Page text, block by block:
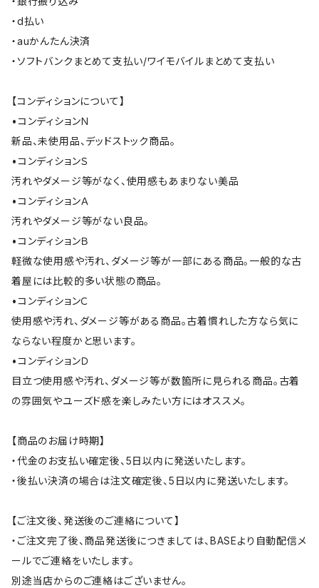
・d払い
・auかんたん決済
・ソフトバンクまとめて支払い/ワイモバイルまとめて支払い
【コンディションについて】
•コンディションＮ
新品、未使用品、デッドストック商品。
•コンディションＳ
汚れやダメージ等がなく、使用感もあまりない美品
•コンディションＡ
汚れやダメージ等がない良品。
•コンディションＢ
軽微な使用感や汚れ、ダメージ等が一部にある商品。一般的な古
着屋には比較的多い状態の商品。
•コンディションＣ
使用感や汚れ、ダメージ等がある商品。古着慣れした方なら気に
ならない程度かと思います。
•コンディションＤ
目立つ使用感や汚れ、ダメージ等が数箇所に見られる商品。古着
の雰囲気やユーズド感を楽しみたい方にはオススメ。
【商品のお届け時期】
・代金のお支払い確定後、5日以内に発送いたします。
・後払い決済の場合は注文確定後、5日以内に発送いたします。
【ご注文後、発送後のご連絡について】
・ご注文完了後、商品発送後につきましては、BASEより自動配信メ
ールでご連絡をいたします。
別途当店からのご連絡はございません。